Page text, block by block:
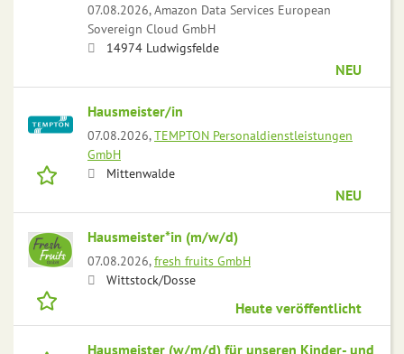
07.08.2026,Amazon Data Services European
Sovereign Cloud GmbH
14974 Ludwigsfelde
NEU
Hausmeister/in
07.08.2026,TEMPTON Personaldienstleistungen
GmbH
Mittenwalde
NEU
Hausmeister*in (m/w/d)
07.08.2026,fresh fruits GmbH
Wittstock/Dosse
Heute veröffentlicht
Hausmeister (w/m/d) für unseren Kinder- und